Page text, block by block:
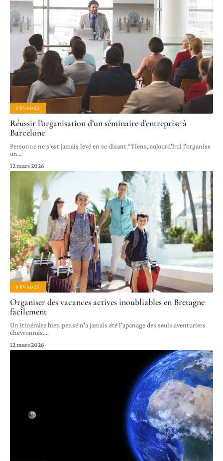
S'ÉVADER
Réussir l’organisation d’un séminaire d’entreprise à
Barcelone
Personne ne s'est jamais levé en se disant “Tiens, aujourd'hui j'organise
un…
12 mars 2026
S'ÉVADER
Organiser des vacances actives inoubliables en Bretagne
facilement
Un itinéraire bien pensé n'a jamais été l'apanage des seuls aventuriers
chevronnés.…
12 mars 2026